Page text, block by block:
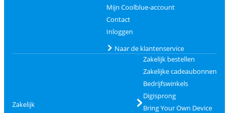
Mijn Coolblue-account
Contact
Inloggen
Naar de klantenservice
Zakelijk
Zakelijk bestellen
Zakelijke cadeaubonnen
Bedrijfswinkels
Digisprong
Bring Your Own Device